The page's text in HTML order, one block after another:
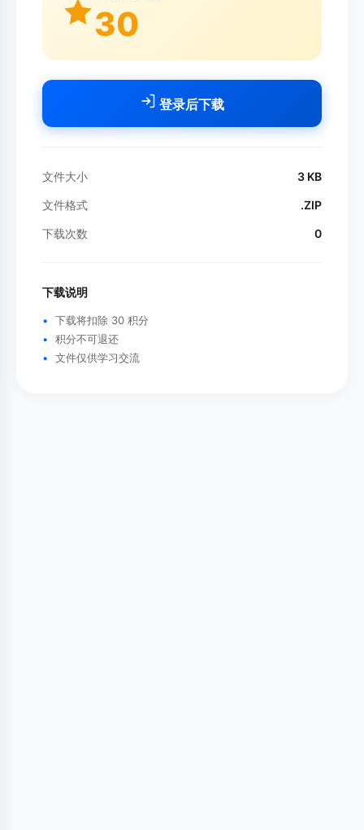
30
登录后下载
文件大小 3 KB
文件格式 .ZIP
下载次数 0
下载说明
下载将扣除 30 积分
积分不可退还
文件仅供学习交流